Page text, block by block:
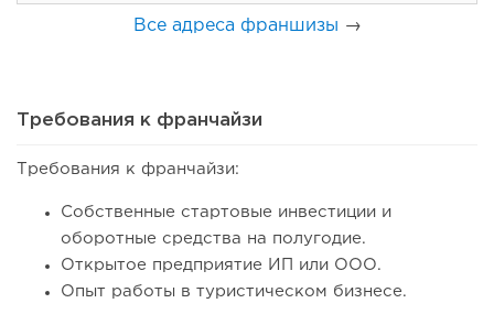
Coffee Way приступил к масштабированию собственной
модели производства...
Все адреса франшизы →
Требования к франчайзи
Требования к франчайзи:
Собственные стартовые инвестиции и
оборотные средства на полугодие.
Открытое предприятие ИП или ООО.
Опыт работы в туристическом бизнесе.